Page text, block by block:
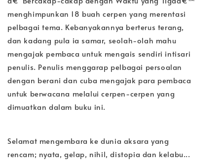
menghimpunkan 18 buah cerpen yang merentasi
pelbagai tema. Kebanyakannya berterus terang,
dan kadang pula ia samar, seolah-olah mahu
mengajak pembaca untuk mengais sendiri intisari
penulis. Penulis menggarap pelbagai persoalan
dengan berani dan cuba mengajak para pembaca
untuk berwacana melalui cerpen-cerpen yang
dimuatkan dalam buku ini.
Selamat mengembara ke dunia aksara yang
rencam; nyata, gelap, nihil, distopia dan kelabu...